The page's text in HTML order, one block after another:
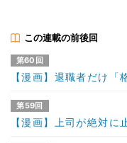
この連載の前後回
第60回
【漫画】退職者だけ
第59回
【漫画】上司が絶対